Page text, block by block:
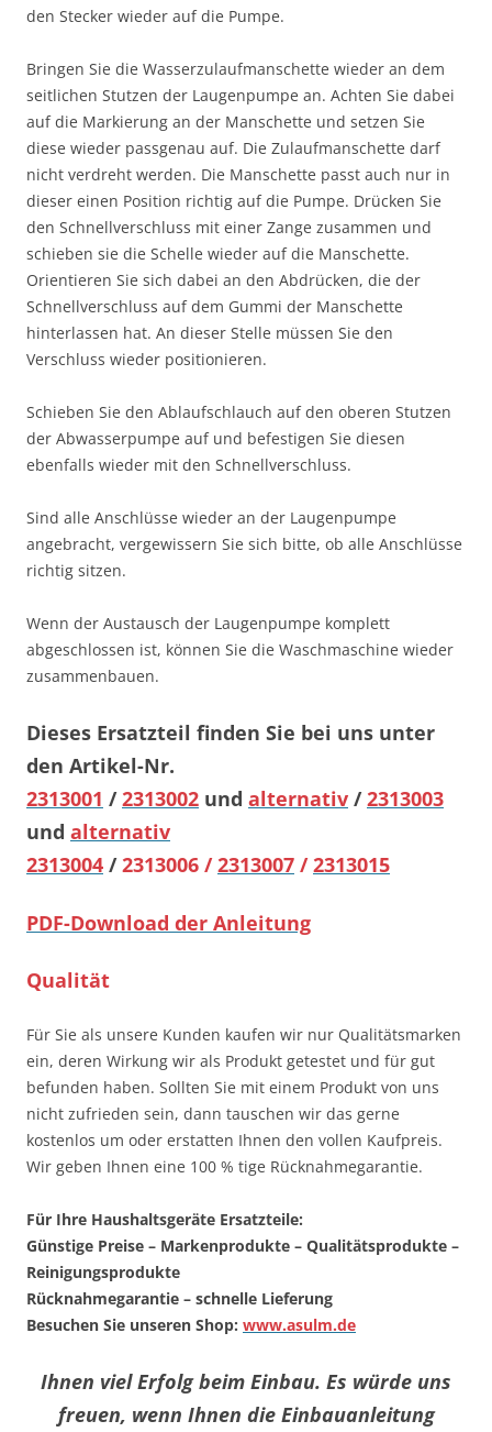
den Stecker wieder auf die Pumpe.
Bringen Sie die Wasserzulaufmanschette wieder an dem
seitlichen Stutzen der Laugenpumpe an. Achten Sie dabei
auf die Markierung an der Manschette und setzen Sie
diese wieder passgenau auf. Die Zulaufmanschette darf
nicht verdreht werden. Die Manschette passt auch nur in
dieser einen Position richtig auf die Pumpe. Drücken Sie
den Schnellverschluss mit einer Zange zusammen und
schieben sie die Schelle wieder auf die Manschette.
Orientieren Sie sich dabei an den Abdrücken, die der
Schnellverschluss auf dem Gummi der Manschette
hinterlassen hat. An dieser Stelle müssen Sie den
Verschluss wieder positionieren.
Schieben Sie den Ablaufschlauch auf den oberen Stutzen
der Abwasserpumpe auf und befestigen Sie diesen
ebenfalls wieder mit den Schnellverschluss.
Sind alle Anschlüsse wieder an der Laugenpumpe
angebracht, vergewissern Sie sich bitte, ob alle Anschlüsse
richtig sitzen.
Wenn der Austausch der Laugenpumpe komplett
abgeschlossen ist, können Sie die Waschmaschine wieder
zusammenbauen.
Dieses Ersatzteil finden Sie bei uns unter
den Artikel-Nr.
2313001 /2313002 und alternativ /2313003
und alternativ
2313004 /2313006 /2313007 /2313015
PDF-Download der Anleitung
Qualität
Für Sie als unsere Kunden kaufen wir nur Qualitätsmarken
ein, deren Wirkung wir als Produkt getestet und für gut
befunden haben. Sollten Sie mit einem Produkt von uns
nicht zufrieden sein, dann tauschen wir das gerne
kostenlos um oder erstatten Ihnen den vollen Kaufpreis.
Wir geben Ihnen eine 100 % tige Rücknahmegarantie.
Für Ihre Haushaltsgeräte Ersatzteile:
Günstige Preise – Markenprodukte – Qualitätsprodukte –
Reinigungsprodukte
Rücknahmegarantie – schnelle Lieferung
Besuchen Sie unseren Shop: www.asulm.de
Ihnen viel Erfolg beim Einbau. Es würde uns
freuen, wenn Ihnen die Einbauanleitung